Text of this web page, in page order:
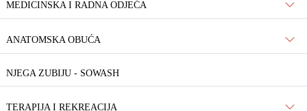
MEDICINSKA I RADNA ODJEĆA
ANATOMSKA OBUĆA
NJEGA ZUBIJU - SOWASH
TERAPIJA I REKREACIJA